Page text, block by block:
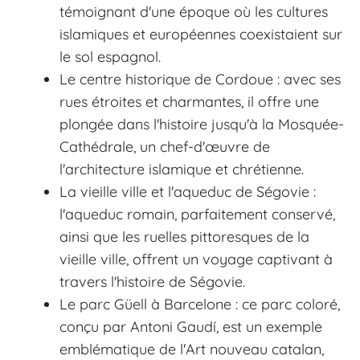
témoignant d'une époque où les cultures
islamiques et européennes coexistaient sur
le sol espagnol.
Le centre historique de Cordoue : avec ses
rues étroites et charmantes, il offre une
plongée dans l'histoire jusqu'à la Mosquée-
Cathédrale, un chef-d'œuvre de
l'architecture islamique et chrétienne.
La vieille ville et l'aqueduc de Ségovie :
l'aqueduc romain, parfaitement conservé,
ainsi que les ruelles pittoresques de la
vieille ville, offrent un voyage captivant à
travers l'histoire de Ségovie.
Le parc Güell à Barcelone : ce parc coloré,
conçu par Antoni Gaudí, est un exemple
emblématique de l'Art nouveau catalan,